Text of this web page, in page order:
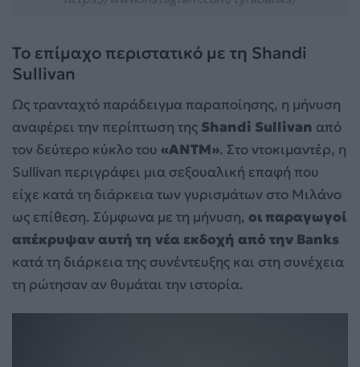
Το επίμαχο περιστατικό με τη Shandi
Sullivan
Ως τρανταχτό παράδειγμα παραποίησης, η μήνυση
αναφέρει την περίπτωση της Shandi Sullivan από
τον δεύτερο κύκλο του «ANTM». Στο ντοκιμαντέρ, η
Sullivan περιγράφει μια σεξουαλική επαφή που
είχε κατά τη διάρκεια των γυρισμάτων στο Μιλάνο
ως επίθεση. Σύμφωνα με τη μήνυση, οι παραγωγοί
απέκρυψαν αυτή τη νέα εκδοχή από την Banks
κατά τη διάρκεια της συνέντευξης και στη συνέχεια
τη ρώτησαν αν θυμάται την ιστορία.